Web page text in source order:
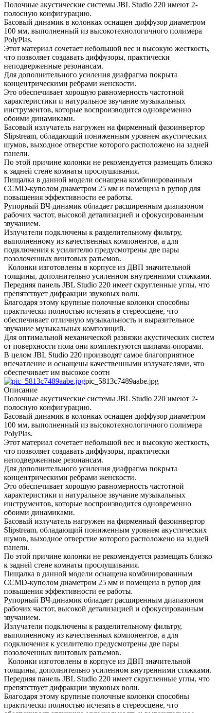
Полочные акустические системы JBL Studio 220 имеют 2-
полосную конфигурацию.
Басовый динамик в колонках оснащен диффузор диаметром
100 мм, выполненный из высокотехнологичного полимера
PolyPlas.
Этот материал сочетает небольшой вес и высокую жесткость,
что позволяет создавать диффузоры, практически
неподверженные резонансам.
Для дополнительного усиления диафрагма покрыта
концентрическими ребрами женскости.
Это обеспечивает хорошую равномерность частотной
характеристики и натуральное звучание музыкальных
инструментов, которые воспроизводится одновременно
обоими динамиками.
Басовый излучатель нагружен на фирменный фазоинвертор
Slipstream, обладающий пониженным уровнем акустических
шумов, выходное отверстие которого расположено на задней
панели.
По этой причине колонки не рекомендуется размещать близко
к задней стене комнаты прослушивания.
Пищалка в данной модели оснащена комбинированным
CCMD-куполом диаметром 25 мм и помещена в рупор для
повышения эффективности ее работы.
Рупорный ВЧ-динамик обладает расширенным диапазоном
рабочих частот, высокой детализацией и сфокусированным
звучанием.
Излучатели подключены к разделительному фильтру,
выполненному из качественных компонентов, а для
подключения к усилителю предусмотрены две пары
позолоченных винтовых разъемов.
Колонки изготовлены в корпусе из ДВП значительной
толщины, дополнительно усиленном внутренними стяжками.
Передняя панель JBL Studio 220 имеет скругленные углы, что
препятствует дифракции звуковых волн.
Благодаря этому крупные полочные колонки способны
практически полностью исчезать в стереосцене, что
обеспечивает отличную музыкальность и выразительное
звучание музыкальных композиций.
Для оптимальной механической развязки акустических систем
от поверхности пола они комплектуются шипами-опорами.
В целом JBL Studio 220 производят самое благоприятное
впечатление и оснащены качественными излучателями, что
обеспечивает им высокое соотн
pic_5813c7489aabe.jpg
Описание
Полочные акустические системы JBL Studio 220 имеют 2-
полосную конфигурацию.
Басовый динамик в колонках оснащен диффузор диаметром
100 мм, выполненный из высокотехнологичного полимера
PolyPlas.
Этот материал сочетает небольшой вес и высокую жесткость,
что позволяет создавать диффузоры, практически
неподверженные резонансам.
Для дополнительного усиления диафрагма покрыта
концентрическими ребрами женскости.
Это обеспечивает хорошую равномерность частотной
характеристики и натуральное звучание музыкальных
инструментов, которые воспроизводится одновременно
обоими динамиками.
Басовый излучатель нагружен на фирменный фазоинвертор
Slipstream, обладающий пониженным уровнем акустических
шумов, выходное отверстие которого расположено на задней
панели.
По этой причине колонки не рекомендуется размещать близко
к задней стене комнаты прослушивания.
Пищалка в данной модели оснащена комбинированным
CCMD-куполом диаметром 25 мм и помещена в рупор для
повышения эффективности ее работы.
Рупорный ВЧ-динамик обладает расширенным диапазоном
рабочих частот, высокой детализацией и сфокусированным
звучанием.
Излучатели подключены к разделительному фильтру,
выполненному из качественных компонентов, а для
подключения к усилителю предусмотрены две пары
позолоченных винтовых разъемов.
Колонки изготовлены в корпусе из ДВП значительной
толщины, дополнительно усиленном внутренними стяжками.
Передняя панель JBL Studio 220 имеет скругленные углы, что
препятствует дифракции звуковых волн.
Благодаря этому крупные полочные колонки способны
практически полностью исчезать в стереосцене, что